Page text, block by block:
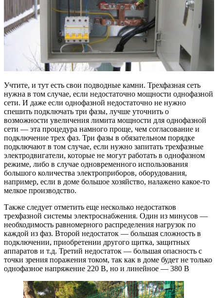
Учтите, и тут есть свои подводные камни. Трехфазная сеть
нужна в том случае, если недостаточно мощности однофазной
сети. И даже если однофазной недостаточно не нужно
спешить подключать три фазы, лучше уточнить о
возможности увеличения лимита мощности для однофазной
сети — эта процедура намного проще, чем согласование и
подключение трех фаз. Три фазы в обязательном порядке
подключают в том случае, если нужно запитать трехфазные
электродвигатели, которые не могут работать в однофазном
режиме, либо в случае одновременного использования
большого количества электроприборов, оборудования,
например, если в доме большое хозяйство, налажено какое-то
мелкое производство.
Также следует отметить еще несколько недостатков
трехфазной системы электроснабжения. Один из минусов —
необходимость равномерного распределения нагрузок по
каждой из фаз. Второй недостаток — большая сложность в
подключении, приобретении другого щитка, защитных
аппаратов и т.д. Третий недостаток — большая опасность с
точки зрения поражения током, так как в доме будет не только
однофазное напряжение 220 В, но и линейное — 380 В